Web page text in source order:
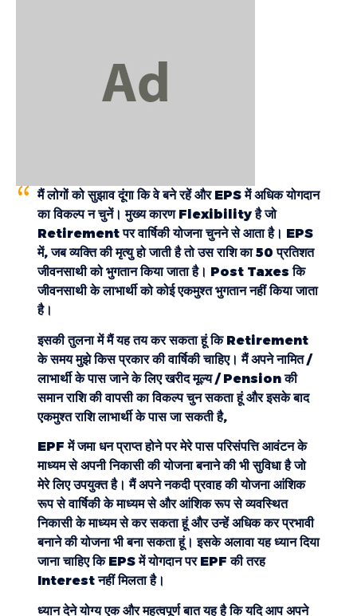
मैं लोगों को सुझाव दूंगा कि वे बने रहें और EPS में अधिक योगदान
का विकल्प न चुनें। मुख्य कारण Flexibility है जो
Retirement पर वार्षिकी योजना चुनने से आता है। EPS
में, जब व्यक्ति की मृत्यु हो जाती है तो उस राशि का 50 प्रतिशत
जीवनसाथी को भुगतान किया जाता है। Post Taxes कि
जीवनसाथी के लाभार्थी को कोई एकमुश्त भुगतान नहीं किया जाता
है।
इसकी तुलना में मैं यह तय कर सकता हूं कि Retirement
के समय मुझे किस प्रकार की वार्षिकी चाहिए। मैं अपने नामित /
लाभार्थी के पास जाने के लिए खरीद मूल्य / Pension की
समान राशि की वापसी का विकल्प चुन सकता हूं और इसके बाद
एकमुश्त राशि लाभार्थी के पास जा सकती है,
EPF में जमा धन प्राप्त होने पर मेरे पास परिसंपत्ति आवंटन के
माध्यम से अपनी निकासी की योजना बनाने की भी सुविधा है जो
मेरे लिए उपयुक्त है। मैं अपने नकदी प्रवाह की योजना आंशिक
रूप से वार्षिकी के माध्यम से और आंशिक रूप से व्यवस्थित
निकासी के माध्यम से कर सकता हूं और उन्हें अधिक कर प्रभावी
बनाने की योजना भी बना सकता हूं। इसके अलावा यह ध्यान दिया
जाना चाहिए कि EPS में योगदान पर EPF की तरह
Interest नहीं मिलता है।
ध्यान देने योग्य एक और महत्वपूर्ण बात यह है कि यदि आप अपने